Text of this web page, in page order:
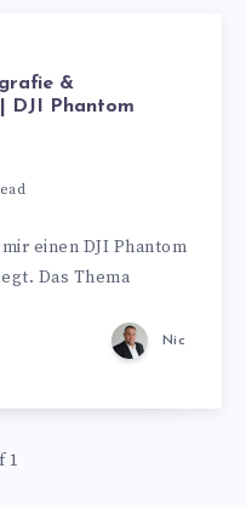
&
DJI Phantom
einen DJI Phantom
Das Thema
Nic
1